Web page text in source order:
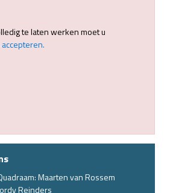
te laten werken moet u
Maarten van Rossem
Reinders